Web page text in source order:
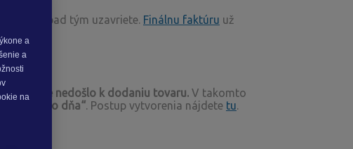
prípad tým uzavriete. Finálnu faktúru už
že ešte nedošlo k dodaniu tovaru. V takomto
platba zo dňa“. Postup vytvorenia nájdete tu.
a
a
na